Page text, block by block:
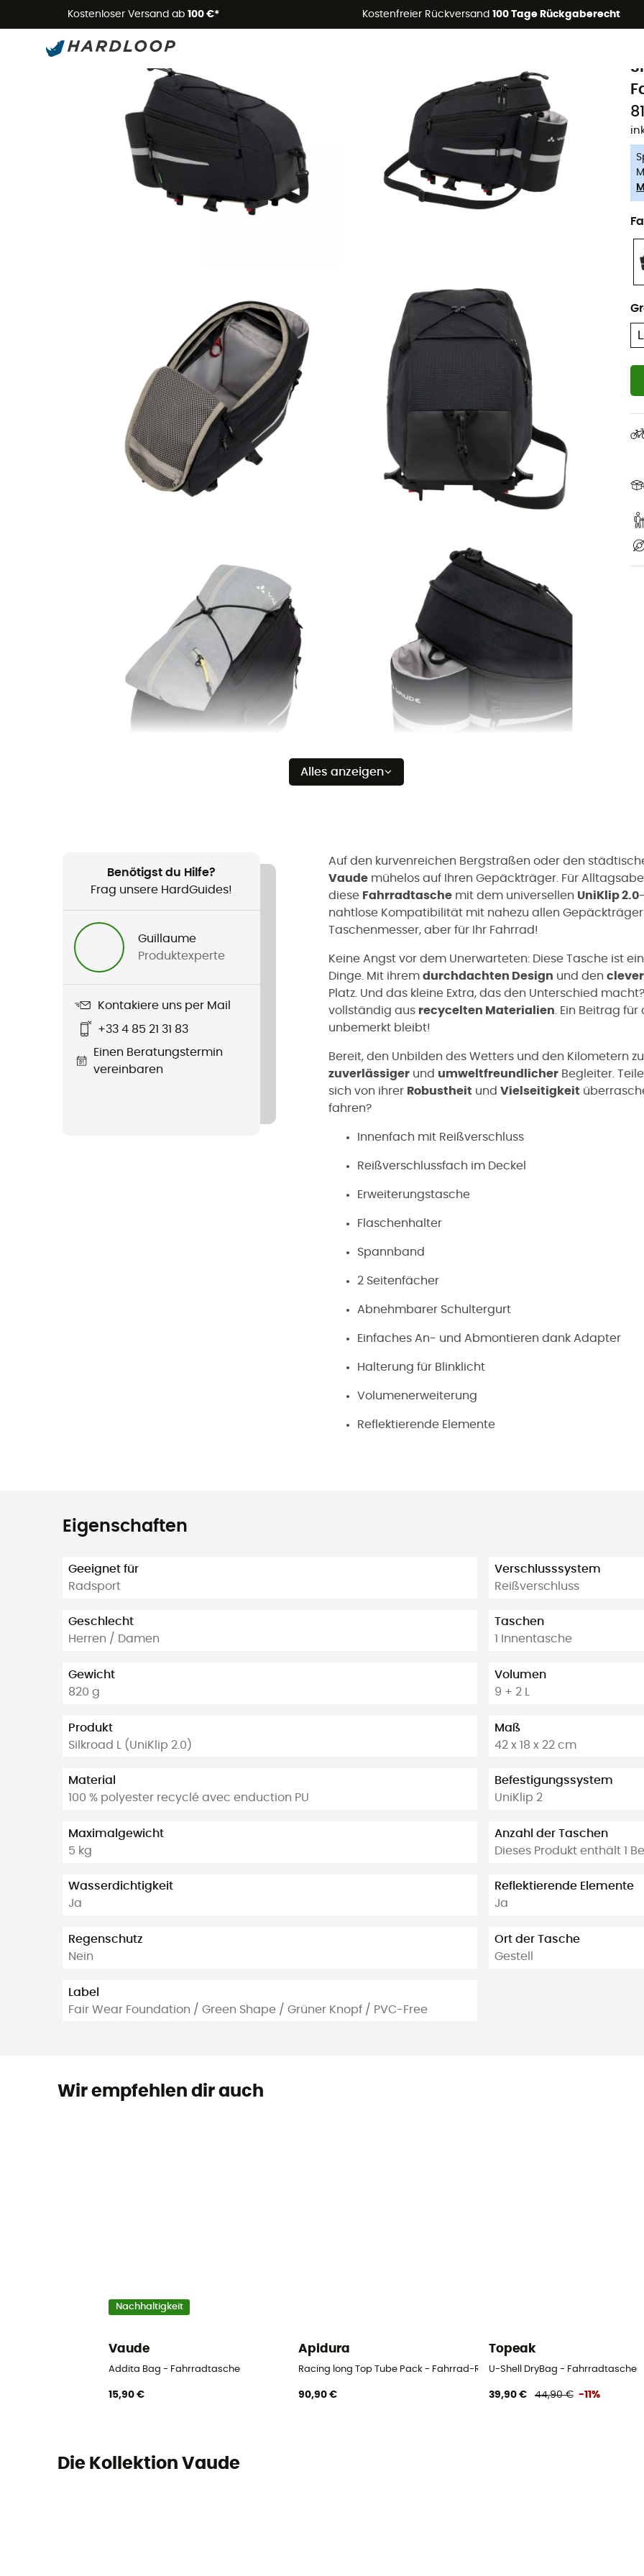
Kostenloser Versand ab 100 €* Kostenfreier Rückversand 100 Tage Rückgaberecht
-5% Extra - Code Summer5
Alles anzeigen
Benötigst du Hilfe?
Frag unsere HardGuides!
Guillaume
Produktexperte
Kontakiere uns per Mail
+33 4 85 21 31 83
Einen Beratungstermin
vereinbaren
Auf den kurvenreichen Bergstraßen oder den
Vaude mühelos auf Ihren Gepäckträger. Für
diese Fahrradtasche mit dem universellen UniKlip 2.0
nahtlose Kompatibilität mit nahezu allen
Taschenmesser, aber für Ihr Fahrrad!
Keine Angst vor dem Unerwarteten: Diese Tasche ist
Dinge. Mit ihrem durchdachten Design und den
Platz. Und das kleine Extra, das den Unterschied
vollständig aus recycelten Materialien . Ein Beitrag
unbemerkt bleibt!
Bereit, den Unbilden des Wetters und den Kilometern
zuverlässiger und umweltfreundlicher Begleiter.
sich von ihrer Robustheit und Vielseitigkeit
fahren?
Innenfach mit Reißverschluss
Reißverschlussfach im Deckel
Erweiterungstasche
Flaschenhalter
Spannband
2 Seitenfächer
Abnehmbarer Schultergurt
Einfaches An- und Abmontieren dank Adapter
Halterung für Blinklicht
Volumenerweiterung
Reflektierende Elemente
Eigenschaften
Geeignet für
Radsport
Geschlecht
Herren / Damen
Gewicht
820 g
Produkt
Silkroad L (UniKlip 2.0)
Material
100 % polyester recyclé avec enduction PU
Maximalgewicht
5 kg
Wasserdichtigkeit
Ja
Regenschutz
Nein
Label
Fair Wear Foundation / Green Shape / Grüner Knopf / PVC-Free
Verschlusssystem
Reißverschluss
Taschen
1 Innentasche
Volumen
9 + 2 L
Maß
42 x 18 x 22 cm
Befestigungssystem
UniKlip 2
Anzahl der Taschen
Dieses Produkt enthält 1
Reflektierende Elemente
Ja
Ort der Tasche
Gestell
Wir empfehlen dir auch
Nachhaltigkeit
Vaude
Addita Bag - Fahrradtasche
15,90 €
Apidura
Racing long Top Tube Pack - Fahrrad-Rahmentasche
90,90 €
Topeak
U-Shell DryBag - Fahrradtasche
39,90 € 44,90 € -11%
Die Kollektion Vaude